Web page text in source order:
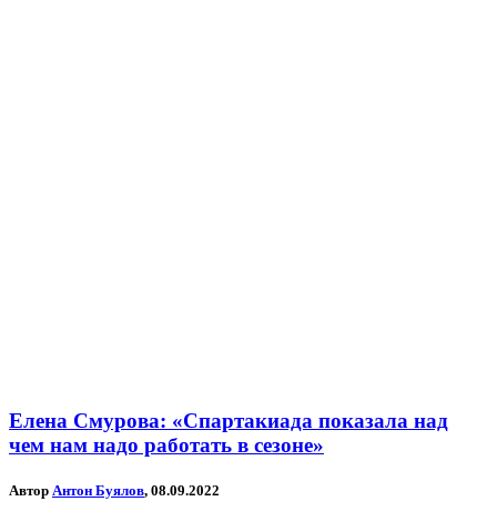
Елена Смурова: «Спартакиада показала над
чем нам надо работать в сезоне»
Автор Антон Буялов, 08.09.2022